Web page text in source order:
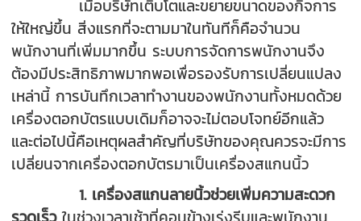
เมื่อบริษัทเติบโตและขยายขนาดของกิจการ
ให้ใหญ่ขึ้น สิ่งแรกที่จะตามมาในทันทีก็คือจำนวน
พนักงานที่เพิ่มมากขึ้น ระบบการจัดการพนักงานจึง
ต้องมีประสิทธิภาพมากพอเพื่อรองรับการเปลี่ยนแปลง
เหล่านี้ การบันทึกเวลาทำงานของพนักงานทั้งหมดด้วย
เครื่องตอกบัตรแบบเดิมก็อาจจะไม่ตอบโจทย์อีกแล้ว
และต่อไปนี้คือเหตุผลสำคัญที่บริษัทของคุณควรจะมีการ
เปลี่ยนจากเครื่องตอกบัตรมาเป็นเครื่องสแกนนิ้ว
1. เครื่องสแกนลายนิ้วช่วยเพิ่มความสะดวก